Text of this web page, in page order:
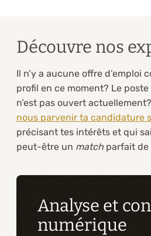
Découvre nos
Il n’y a aucune offre d’emploi
profil en ce moment? Le
n’est pas ouvert
nous parvenir ta candidature
précisant tes intérêts et qui
peut-être un match parfait de
Analyse et
numérique